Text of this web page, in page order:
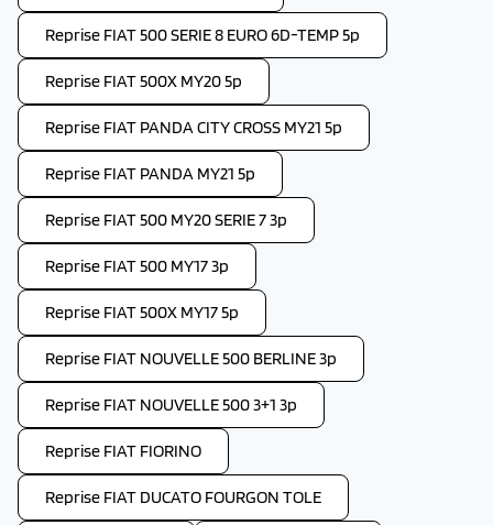
Reprise FIAT 500 SERIE 8 EURO 6D-TEMP 5p
Reprise FIAT 500X MY20 5p
Reprise FIAT PANDA CITY CROSS MY21 5p
Reprise FIAT PANDA MY21 5p
Reprise FIAT 500 MY20 SERIE 7 3p
Reprise FIAT 500 MY17 3p
Reprise FIAT 500X MY17 5p
Reprise FIAT NOUVELLE 500 BERLINE 3p
Reprise FIAT NOUVELLE 500 3+1 3p
Reprise FIAT FIORINO
Reprise FIAT DUCATO FOURGON TOLE